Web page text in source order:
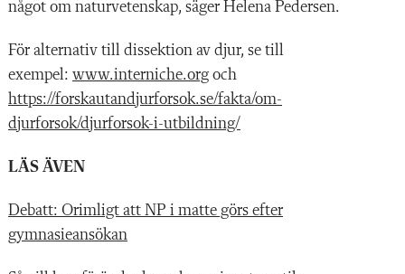
något om naturvetenskap, säger Helena Pedersen.
För alternativ till dissektion av djur, se till
exempel: www.interniche.org och
https://forskautandjurforsok.se/fakta/om-
djurforsok/djurforsok-i-utbildning/
LÄS ÄVEN
Debatt: Orimligt att NP i matte görs efter
gymnasieansökan